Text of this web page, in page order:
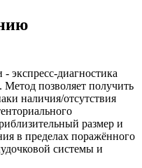
экспресс-диагностика
позволяет получить
наличия/отсутствия
размер и
в пределах поражённого
системы и